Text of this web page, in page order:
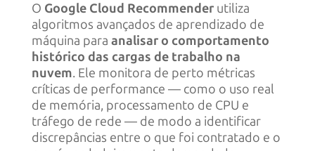
O Google Cloud Recommenderutiliza
algoritmos avançados de aprendizado de
máquina para analisar o comportamento
histórico das cargas de trabalho na
nuvem. Ele monitora de perto métricas
críticas de performance — como o uso real
de memória, processamento de CPU e
tráfego de rede — de modo a identificar
discrepâncias entre o que foi contratado e o